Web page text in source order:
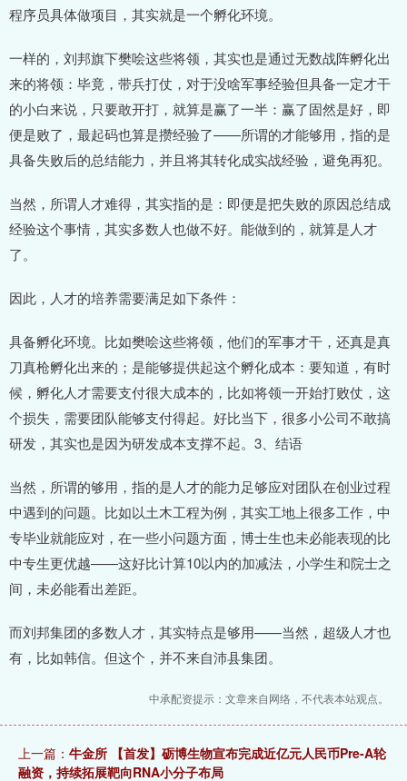
程序员具体做项目，其实就是一个孵化环境。
一样的，刘邦旗下樊哙这些将领，其实也是通过无数战阵孵化出
来的将领：毕竟，带兵打仗，对于没啥军事经验但具备一定才干
的小白来说，只要敢开打，就算是赢了一半：赢了固然是好，即
便是败了，最起码也算是攒经验了——所谓的才能够用，指的是
具备失败后的总结能力，并且将其转化成实战经验，避免再犯。
当然，所谓人才难得，其实指的是：即便是把失败的原因总结成
经验这个事情，其实多数人也做不好。能做到的，就算是人才
了。
因此，人才的培养需要满足如下条件：
具备孵化环境。比如樊哙这些将领，他们的军事才干，还真是真
刀真枪孵化出来的；是能够提供起这个孵化成本：要知道，有时
候，孵化人才需要支付很大成本的，比如将领一开始打败仗，这
个损失，需要团队能够支付得起。好比当下，很多小公司不敢搞
研发，其实也是因为研发成本支撑不起。3、结语
当然，所谓的够用，指的是人才的能力足够应对团队在创业过程
中遇到的问题。比如以土木工程为例，其实工地上很多工作，中
专毕业就能应对，在一些小问题方面，博士生也未必能表现的比
中专生更优越——这好比计算10以内的加减法，小学生和院士之
间，未必能看出差距。
而刘邦集团的多数人才，其实特点是够用——当然，超级人才也
有，比如韩信。但这个，并不来自沛县集团。
中承配资提示：文章来自网络，不代表本站观点。
上一篇： 牛金所 【首发】砺博生物宣布完成近亿元人民币Pre-A轮
融资，持续拓展靶向RNA小分子布局